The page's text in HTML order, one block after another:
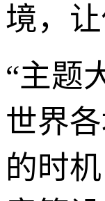
境，
“主题
世界
的时